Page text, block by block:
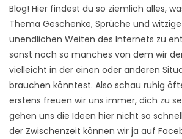
Blog! Hier findest du so ziemlich alles,
Thema Geschenke, Sprüche und witzige
unendlichen Weiten des Internets zu
sonst noch so manches von dem wir
vielleicht in der einen oder anderen
brauchen könntest. Also schau ruhig
erstens freuen wir uns immer, dich zu
gehen uns die Ideen hier nicht so
der Zwischenzeit können wir ja auf